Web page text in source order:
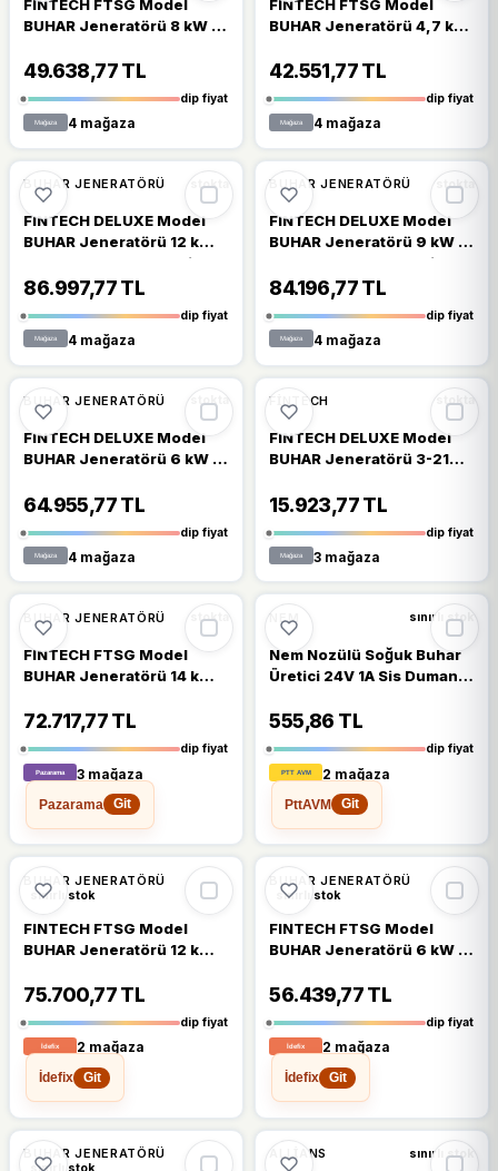
FINTECH FTSG Model
BUHAR Jeneratörü 8 kW -
Generations FTSG Model-
49.638,77 TL
dip fiyat
4 mağaza
FINTECH FTSG Model
BUHAR Jeneratörü 4,7 kW
Generations FTSG Model-
42.551,77 TL
dip fiyat
4 mağaza
%22 🔥%22 DÜŞTÜ
BUHAR JENERATÖRÜ stokta
FINTECH DELUXE Model
BUHAR Jeneratörü 12 kW -
14 m3-Steam Generations
DELUXE Model-
ToptancıyızBiz
86.997,77 TL
dip fiyat
4 mağaza
%22 🔥%22 DÜŞTÜ
BUHAR JENERATÖRÜ stokta
FINTECH DELUXE Model
BUHAR Jeneratörü 9 kW -
11 m3-Steam Generations
DELUXE Model-
ToptancıyızBiz
84.196,77 TL
dip fiyat
4 mağaza
🔥%22 DÜŞTÜ
BUHAR JENERATÖRÜ stokta
FINTECH DELUXE Model
BUHAR Jeneratörü 6 kW -
DELUXE Model-
ToptancıyızBiz
64.955,77 TL
dip fiyat
4 mağaza
FINTECH stokta
FINTECH DELUXE Model
BUHAR Jeneratörü 3-21
Control Box DELUXE
Model-ToptancıyızBiz
15.923,77 TL
dip fiyat
3 mağaza
%12
BUHAR JENERATÖRÜ stokta
FINTECH FTSG Model
BUHAR Jeneratörü 14 kW -
Generations FTSG Model-
72.717,77 TL
dip fiyat
3 mağaza
Pazarama
Git
%7
NEM sınırlı stok
Nem Nozülü Soğuk Buhar
Üretici 24V 1A Sis Duman
Kuluçka Makinesi Bitki
555,86 TL
dip fiyat
2 mağaza
PttAVM
Git
%6
BUHAR JENERATÖRÜ
sınırlı stok
FINTECH FTSG Model
BUHAR Jeneratörü 12 kW -
Generations FTSG Model-
75.700,77 TL
dip fiyat
2 mağaza
İdefix
Git
%6
BUHAR JENERATÖRÜ
sınırlı stok
FINTECH FTSG Model
BUHAR Jeneratörü 6 kW -
Generations FTSG Model-
56.439,77 TL
dip fiyat
2 mağaza
İdefix
Git
%6
BUHAR JENERATÖRÜ ALLIANS sınırlı stok